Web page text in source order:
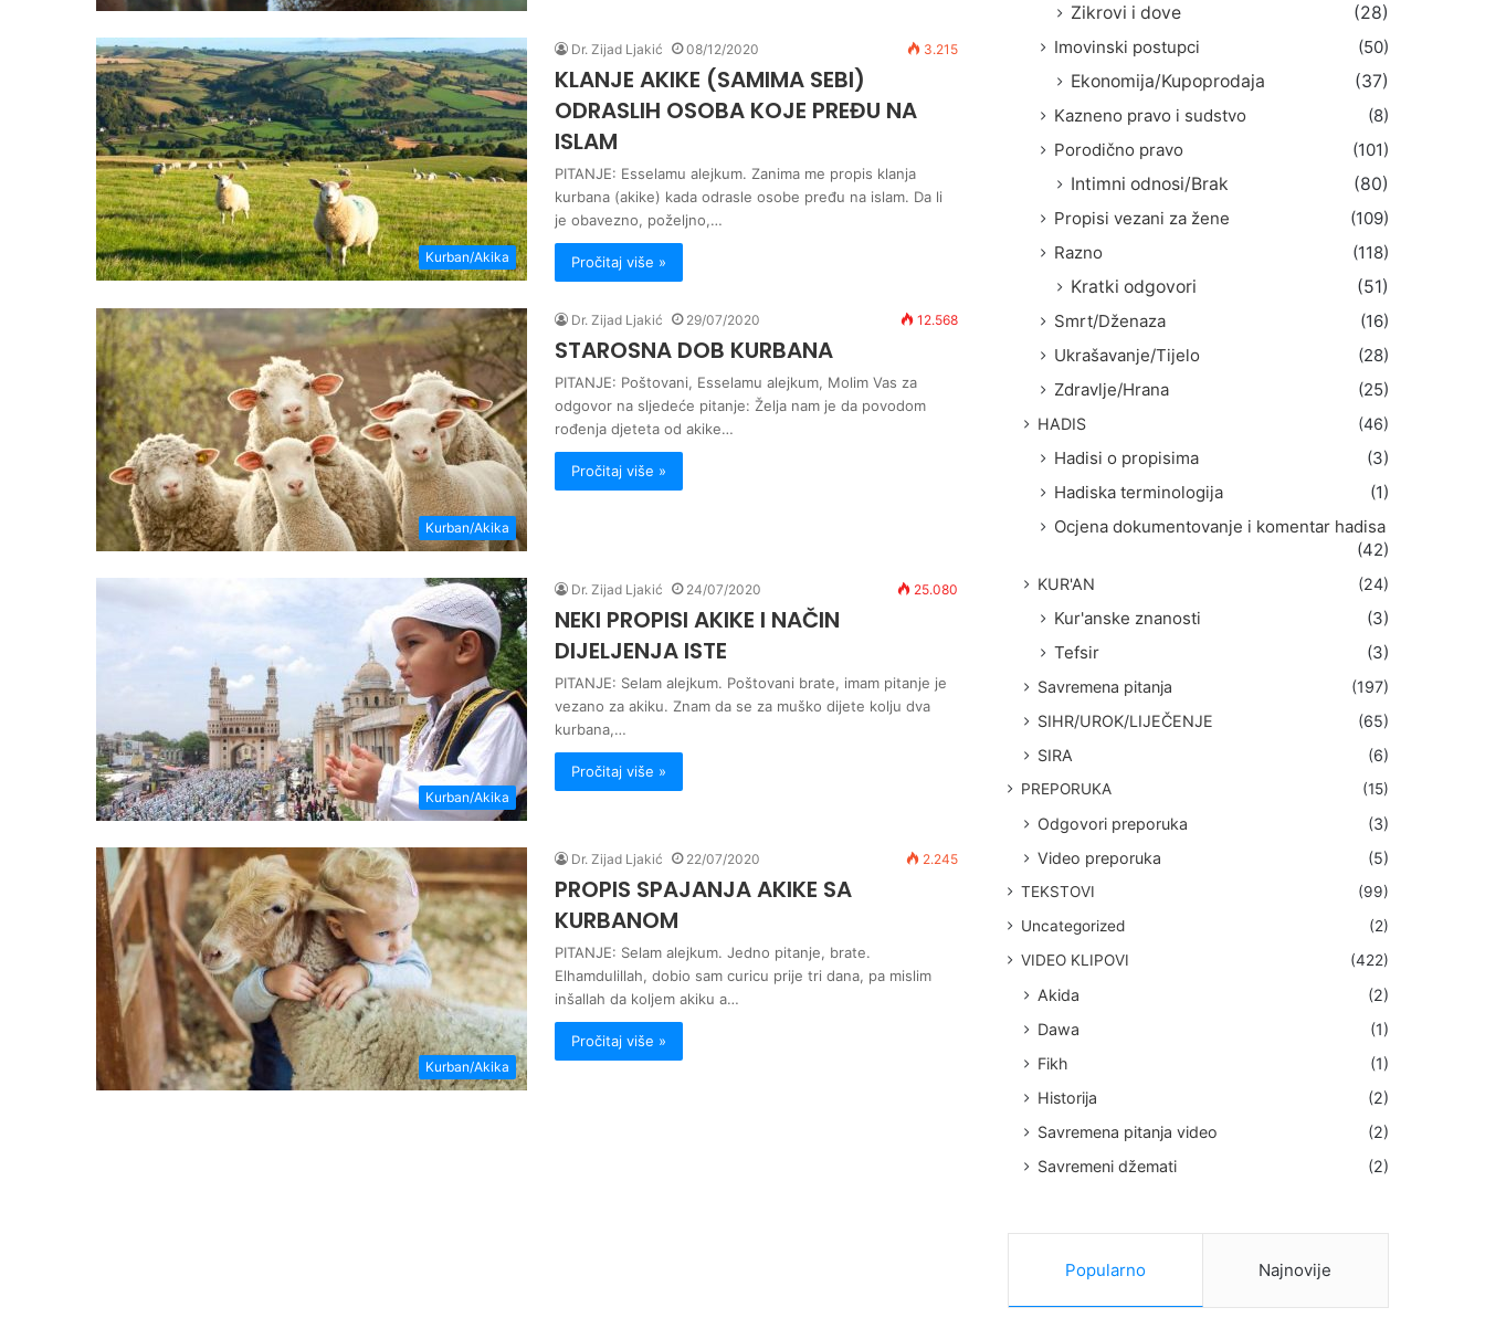
Kurban/Akika
Dr. Zijad Ljakić 08/12/2020 3.215
KLANJE AKIKE (SAMIMA SEBI)
ODRASLIH OSOBA KOJE PREĐU NA
ISLAM
PITANJE: Esselamu alejkum. Zanima me propis klanja
kurbana (akike) kada odrasle osobe pređu na islam. Da li
je obavezno, poželjno,…
Pročitaj više »
Kurban/Akika
Dr. Zijad Ljakić 29/07/2020 12.568
STAROSNA DOB KURBANA
PITANJE: Poštovani, Esselamu alejkum, Molim Vas za
odgovor na sljedeće pitanje: Želja nam je da povodom
rođenja djeteta od akike…
Pročitaj više »
Kurban/Akika
Dr. Zijad Ljakić 24/07/2020 25.080
NEKI PROPISI AKIKE I NAČIN
DIJELJENJA ISTE
PITANJE: Selam alejkum. Poštovani brate, imam pitanje je
vezano za akiku. Znam da se za muško dijete kolju dva
kurbana,…
Pročitaj više »
Kurban/Akika
Dr. Zijad Ljakić 22/07/2020 2.245
PROPIS SPAJANJA AKIKE SA
KURBANOM
PITANJE: Selam alejkum. Jedno pitanje, brate.
Elhamdulillah, dobio sam curicu prije tri dana, pa mislim
inšallah da koljem akiku a…
Pročitaj više »
Zikrovi i dove
(28)
Imovinski postupci
(50)
Ekonomija/Kupoprodaja
(37)
Kazneno pravo i sudstvo
(8)
Porodično pravo
(101)
Intimni odnosi/Brak
(80)
Propisi vezani za žene
(109)
Razno
(118)
Kratki odgovori
(51)
Smrt/Dženaza
(16)
Ukrašavanje/Tijelo
(28)
Zdravlje/Hrana
(25)
HADIS (46)
Hadisi o propisima
(3)
Hadiska terminologija
(1)
Ocjena dokumentovanje i komentar hadisa
(42)
KUR'AN (24)
Kur'anske znanosti
(3)
Tefsir
(3)
Savremena pitanja
(197)
SIHR/UROK/LIJEČENJE
(65)
SIRA
(6)
PREPORUKA (15)
Odgovori preporuka
(3)
Video preporuka
(5)
TEKSTOVI
(99)
Uncategorized
(2)
VIDEO KLIPOVI
(422)
Akida
(2)
Dawa
(1)
Fikh
(1)
Historija
(2)
Savremena pitanja video
(2)
Savremeni džemati
(2)
Popularno Najnovije